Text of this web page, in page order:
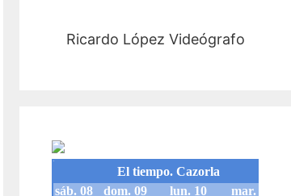
Ricardo López Videógrafo